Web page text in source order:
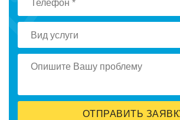
Вид услуги
ОТПРАВИТЬ